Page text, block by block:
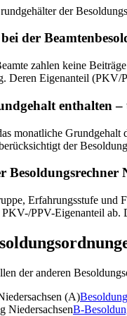
der
der
zahlen keine
Deren Eigenanteil (PKV/
enthalten
monatliche
der
Besoldungsrechner
Erfahrungsstufe und
PKV-/PPV-Eigenanteil
der anderen
(A)
NiedersachsenB-